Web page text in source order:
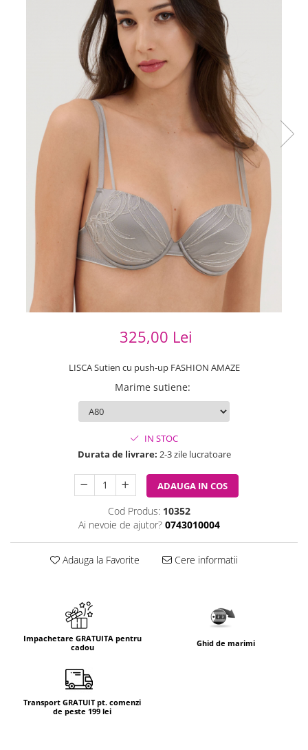
325,00 Lei
LISCA Sutien cu push-up FASHION AMAZE
Marime sutiene:
IN STOC
Durata de livrare: 2-3 zile lucratoare
ADAUGA IN COS
Cod Produs: 10352
Ai nevoie de ajutor? 0743010004
Adauga la Favorite Cere informatii
Impachetare GRATUITA pentru
cadou
Ghid de marimi
Transport GRATUIT pt. comenzi
de peste 199 lei